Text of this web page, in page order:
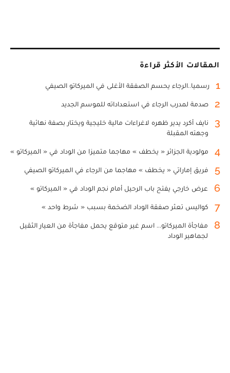
المقالات الأكثر قراءة
1 رسميا..الرجاء يحسم الصفقة الأغلى في الميركاتو الصيفي
2 صدمة لمدرب الرجاء في استعداداته للموسم الجديد
3
نايف أكرد يدير ظهره لاغراءات مالية خليجية ويختار بصفة نهائية
وجهته المقبلة
4 مولودية الجزائر « يخطف » مهاجما متميزا من الوداد في « الميركاتو »
5 فريق إماراتي « يخطف » مهاجما من الرجاء في الميركاتو الصيفي
6 عرض خارجي يفتح باب الرحيل أمام نجم الوداد في « الميركاتو »
7 كواليس تعثر صفقة الوداد الضخمة بسبب « شرط واحد »
8
مفاجأة الميركاتو... اسم غير متوقع يحمل مفاجأة من العيار الثقيل
لجماهير الوداد